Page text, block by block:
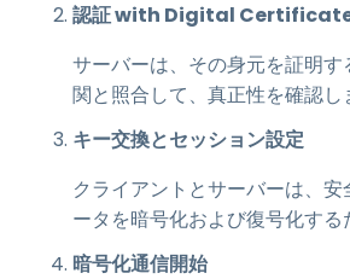
認証 with Digital
サーバーは、その身元を証明
関と照合して、真正性を確認し
キー交換とセッション設定
クライアントとサーバーは、
ータを暗号化および復号化する
暗号化通信開始